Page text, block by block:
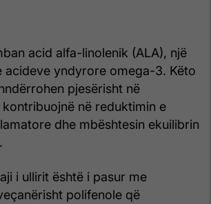
acid alfa-linolenik (ALA), një
acideve yndyrore omega-3. Këto
pjesërisht në
në reduktimin e
dhe mbështesin ekuilibrin
i ullirit është i pasur me
polifenole që